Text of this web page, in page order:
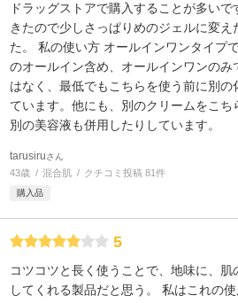
ドラッグストアで購入することが多い
きたので少しさっぱりめのジェルに変え
た。 私の使い方 オールインワンタイプ
のオールイン含め、オールインワンのみ
はなく、最低でもこちらを使う前に別の
ています。他にも、別のクリームをこち
別の美容液も併用したりしています。
tarusiruさん
43歳 混合肌 クチコミ投稿 81件
購入品
5
コツコツと長く使うことで、地味に、肌
してくれる製品だと思う。 私はこれの